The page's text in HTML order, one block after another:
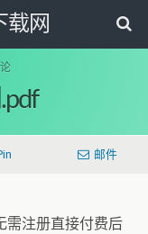
载网
邮件
需注册直接付费后